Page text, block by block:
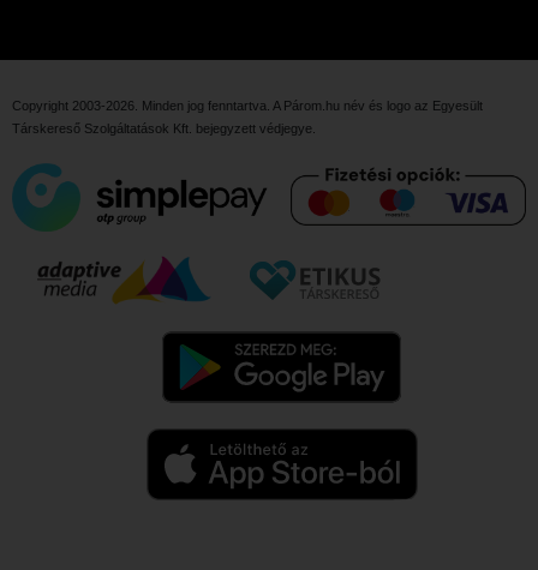
Copyright 2003-2026. Minden jog fenntartva. A Párom.hu név és logo az Egyesült
Társkereső Szolgáltatások Kft.
bejegyzett védjegye.